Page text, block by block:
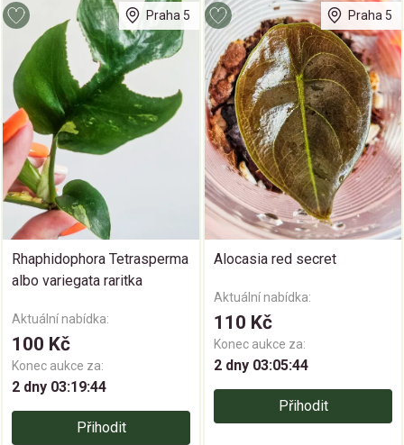
Praha 5
Rhaphidophora Tetrasperma
albo variegata raritka
Aktuální nabídka:
100 Kč
Konec aukce za:
2 dny 03:19:43
Přihodit
Praha 5
Alocasia red secret
Aktuální nabídka:
110 Kč
Konec aukce za:
2 dny 03:05:43
Přihodit